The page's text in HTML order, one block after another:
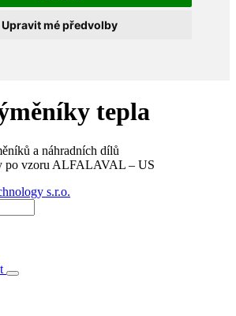
Upravit mé předvolby
tepla
a náhradních dílů
po vzoru ALFALAVAL – US